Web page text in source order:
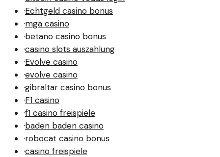
·Echtgeld casino bonus
·mga casino
·betano casino bonus
·casino slots auszahlung
·Evolve casino
·evolve casino
·gibraltar casino bonus
·F1 casino
·f1 casino freispiele
·baden baden casino
·robocat casino bonus
·casino freispiele